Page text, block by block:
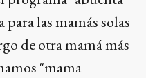
para las mamás solas
de otra mamá más
"mama